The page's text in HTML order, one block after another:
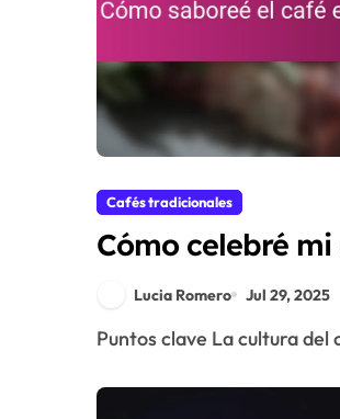
Cafés tradicionales
Cómo celebré
Lucia Romero Jul 29, 2025
Puntos clave La cultura